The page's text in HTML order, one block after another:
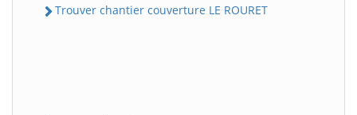
Trouver chantier couverture LE ROURET